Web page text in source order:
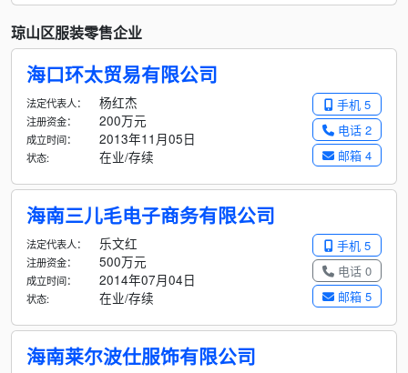
琼山区服装零售企业
海口环太贸易有限公司
手机 5
电话 2
邮箱 4
法定代表人： 杨红杰
注册资金： 200万元
成立时间： 2013年11月05日
状态: 在业/存续
海南三儿毛电子商务有限公司
手机 5
电话 0
邮箱 5
法定代表人： 乐文红
注册资金： 500万元
成立时间： 2014年07月04日
状态: 在业/存续
海南莱尔波仕服饰有限公司